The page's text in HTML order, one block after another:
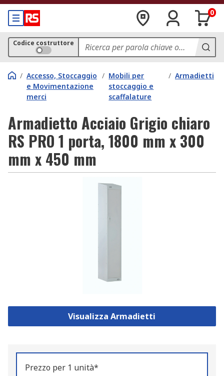
0
Codice costruttore
/ Accesso, Stoccaggio
e Movimentazione
merci
/ Mobili per
stoccaggio e
scaffalature
/ Armadietti
Armadietto Acciaio Grigio chiaro
RS PRO 1 porta, 1800 mm x 300
mm x 450 mm
Visualizza Armadietti
Prezzo per 1 unità*